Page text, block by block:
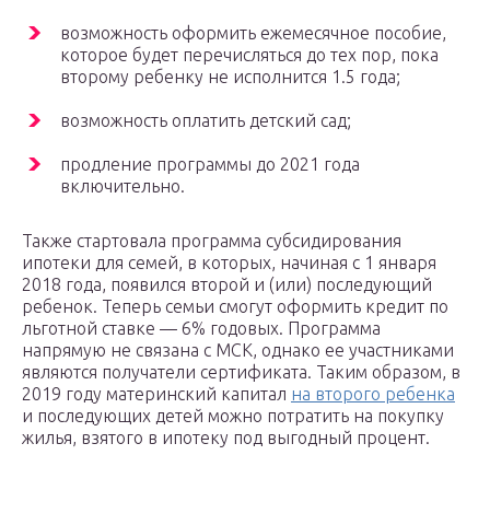
возможность оформить ежемесячное пособие,
которое будет перечисляться до тех пор, пока
второму ребенку не исполнится 1.5 года;
возможность оплатить детский сад;
продление программы до 2021 года
включительно.
Также стартовала программа субсидирования
ипотеки для семей, в которых, начиная с 1 января
2018 года, появился второй и (или) последующий
ребенок. Теперь семьи смогут оформить кредит по
льготной ставке — 6% годовых. Программа
напрямую не связана с МСК, однако ее участниками
являются получатели сертификата. Таким образом, в
2019 году материнский капитал на второго ребенка
и последующих детей можно потратить на покупку
жилья, взятого в ипотеку под выгодный процент.